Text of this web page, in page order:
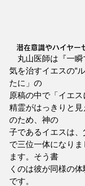
潜在意識やハイヤー
丸山医師は『一瞬
気を治すイエスの“
たに」の
原稿の中で「イエ
精霊がはっきりと
のため、神の
子であるイエスは、
で三位一体になり
ます。そう書
くのは彼が同様の
です。